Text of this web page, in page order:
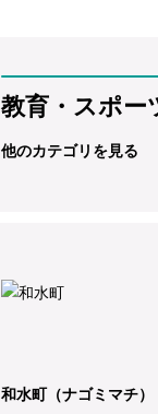
教育・スポー
他のカテゴリを見る
和水町（ナゴミマチ）